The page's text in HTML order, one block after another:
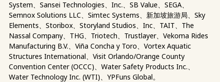
System、Sansei Technologies、Inc.、SB Value、SEGA、
Semnox Solutions LLC、Simtec Systems、新加坡旅游局、Sky
Elements、Storibox、Storyland Studios、Inc、TAIT、The
Nassal Company、THG、Triotech、Trustlayer、Vekoma Rides
Manufacturing B.V.、Viña Concha y Toro、Vortex Aquatic
Structures International、Visit Orlando/Orange County
Convention Center (OCCC)、Water Safety Products Inc.、
Water Technology Inc. (WTI)、YPFuns Global。